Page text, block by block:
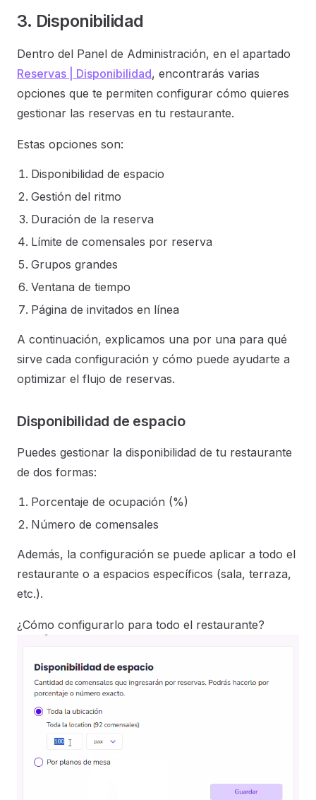
3. Disponibilidad
Dentro del Panel de Administración, en el apartado
Reservas | Disponibilidad, encontrarás varias
opciones que te permiten configurar cómo quieres
gestionar las reservas en tu restaurante.
Estas opciones son:
Disponibilidad de espacio
Gestión del ritmo
Duración de la reserva
Límite de comensales por reserva
Grupos grandes
Ventana de tiempo
Página de invitados en línea
A continuación, explicamos una por una para qué
sirve cada configuración y cómo puede ayudarte a
optimizar el flujo de reservas.
Disponibilidad de espacio
Puedes gestionar la disponibilidad de tu restaurante
de dos formas:
Porcentaje de ocupación (%)
Número de comensales
Además, la configuración se puede aplicar a todo el
restaurante o a espacios específicos (sala, terraza,
etc.).
¿Cómo configurarlo para todo el restaurante?